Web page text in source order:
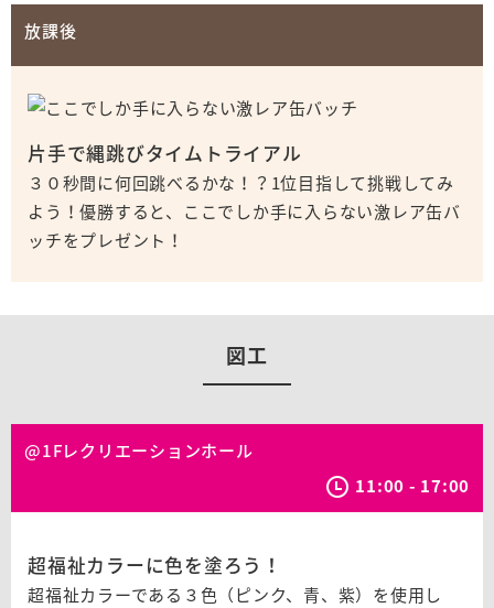
放課後
片手で縄跳びタイムトライアル
３０秒間に何回跳べるかな！？1位目指して挑戦してみ
よう！優勝すると、ここでしか手に入らない激レア缶バ
ッチをプレゼント！
図工
@1Fレクリエーションホール
11:00 - 17:00
超福祉カラーに色を塗ろう！
超福祉カラーである３色（ピンク、青、紫）を使用し